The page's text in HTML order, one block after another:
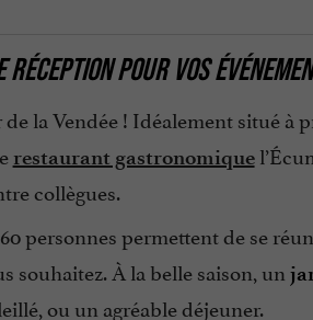
POUR VOS
la Vendée ! Idéalement situé à
restaurant gastronomique
collègues.
personnes permettent de se
souhaitez. À la belle saison, un
ou un agréable déjeuner.